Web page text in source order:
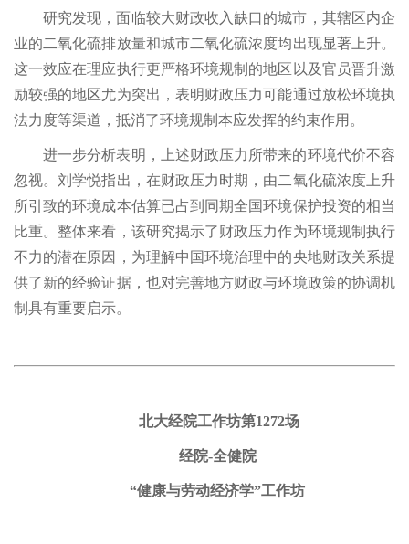
研究发现，面临较大财政收入缺口的城市，其辖区内企
业的二氧化硫排放量和城市二氧化硫浓度均出现显著上升。
这一效应在理应执行更严格环境规制的地区以及官员晋升激
励较强的地区尤为突出，表明财政压力可能通过放松环境执
法力度等渠道，抵消了环境规制本应发挥的约束作用。
进一步分析表明，上述财政压力所带来的环境代价不容
忽视。刘学悦指出，在财政压力时期，由二氧化硫浓度上升
所引致的环境成本估算已占到同期全国环境保护投资的相当
比重。整体来看，该研究揭示了财政压力作为环境规制执行
不力的潜在原因，为理解中国环境治理中的央地财政关系提
供了新的经验证据，也对完善地方财政与环境政策的协调机
制具有重要启示。
北大经院工作坊第1272场
经院-全健院
“健康与劳动经济学”工作坊